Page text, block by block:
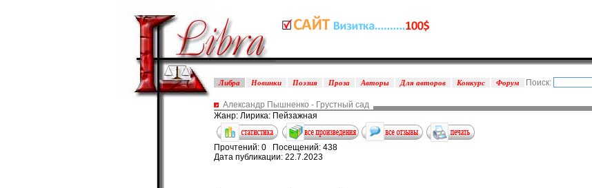
Поиск:
Либра Новинки Поэзия Проза Авторы Для авторов Конкурс Форум
Александр Пышненко - Грустный сад
Жанр: Лирика: Пейзажная
Прочтений: 0 Посещений: 438
Дата публикации: 22.7.2023